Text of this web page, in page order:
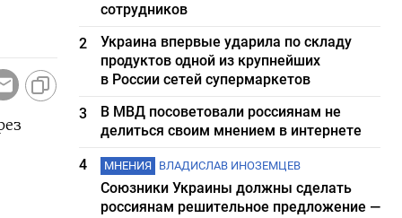
сотрудников
2
Украина впервые ударила по складу
продуктов одной из крупнейших
в России сетей супермаркетов
3
В МВД посоветовали россиянам не
делиться своим мнением в интернете
4
МНЕНИЯ ВЛАДИСЛАВ ИНОЗЕМЦЕВ
Союзники Украины должны сделать
россиянам решительное предложение —